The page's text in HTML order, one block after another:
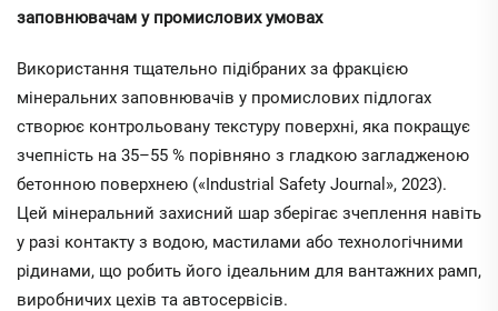
заповнювачам у промислових умовах
Використання тщательно підібраних за фракцією
мінеральних заповнювачів у промислових підлогах
створює контрольовану текстуру поверхні, яка покращує
зчепність на 35–55 % порівняно з гладкою загладженою
бетонною поверхнею («Industrial Safety Journal», 2023).
Цей мінеральний захисний шар зберігає зчеплення навіть
у разі контакту з водою, мастилами або технологічними
рідинами, що робить його ідеальним для вантажних рамп,
виробничих цехів та автосервісів.